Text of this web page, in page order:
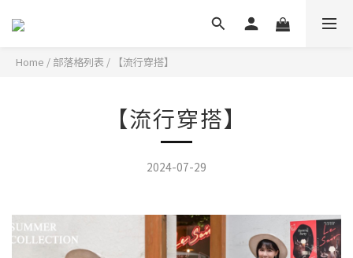
Home / 部落格列表 / 【流行穿搭】
【流行穿搭】
2024-07-29